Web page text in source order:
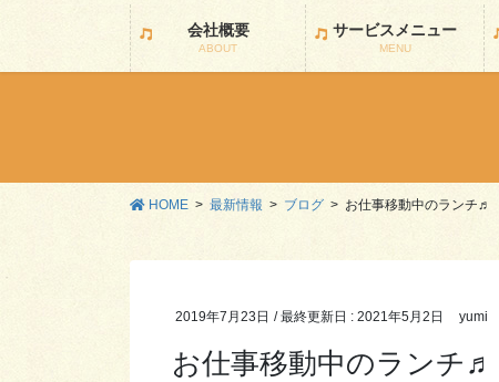
会社概要
ABOUT
サービスメニュー
MENU
HOME 最新情報 ブログ お仕事移動中のランチ♬
2019年7月23日 / 最終更新日 :2021年5月2日 yumi
お仕事移動中のランチ♬